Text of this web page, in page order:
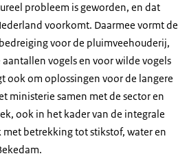
probleem is geworden, en dat
voorkomt. Daarmee vormt de
voor de pluimveehouderij,
vogels en voor wilde vogels
ook om oplossingen voor de langere
ministerie samen met de sector en
ook in het kader van de integrale
betrekking tot stikstof, water en